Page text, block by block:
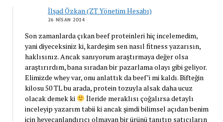
İlşad Özkan (ZT Yönetim Hesabı)
26 NISAN 2014
Son zamanlarda çıkan beef proteinleri hiç incelemedim,
yani diyeceksiniz ki, kardeşim sen nasıl fitness yazarısın,
haklısınız. Ancak sanıyorum araştırmaya değer olsa
araştırırdım, bana sıradan bir pazarlama olayı gibi geliyor.
Elimizde whey var, onu anlattık da beef’i mi kaldı. Bifteğin
kilosu 50 TL bu arada, protein tozuyla alsak daha ucuz
olacak demek ki
İleride meraklısı çoğalırsa detaylı
inceleyip yazarım tabii ki ancak şimdi bilimsel açıdan benim
için heyecanlandırıcı olmayan bir ürünü tanıtıp satıcıların